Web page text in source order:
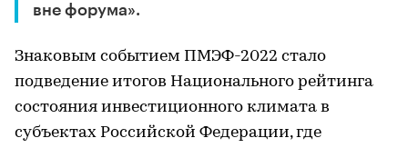
вне форума».
Знаковым событием ПМЭФ-2022 стало
подведение итогов Национального рейтинга
состояния инвестиционного климата в
субъектах Российской Федерации, где